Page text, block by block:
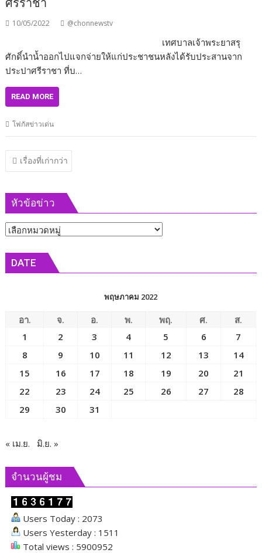
ศรีราชา
10/05/2022 @chonnewstv
เทศบาลเจ้าพระยาสรุ
ศักดิ์นำน้ำออกไปแจกจ่ายให้แก่ประชาชนหลังได้รับประสานจาก
ประปาศรีราชา ที่บ…
READ MORE
โฟกัสข่าวเด่น
แนะแนว
เรื่อง
เรื่องที่เก่ากว่า
หัวข้อข่าว
หัวข้อ
DATE
พฤษภาคม 2022
อา. จ. อ. พ. พฤ. ศ.
ส.
1
2 3 4 5 6
7
8
9 10 11 12 13
14
15
16 17 18 19 20
21
22
23 24 25 26 27
28
29
30 31
« เม.ย. มิ.ย. »
จำนวนผู้ชม
Users Today : 2073
Users Yesterday : 1511
Total views : 5900952